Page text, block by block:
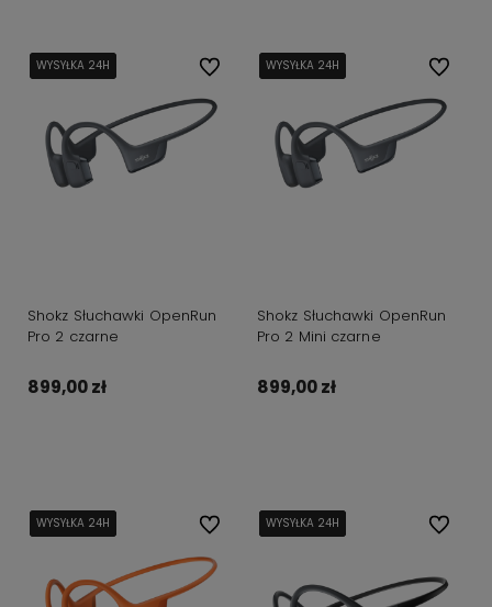
WYSYŁKA 24H
WYSYŁKA 24H
WYSYŁKA 24H
Shokz Słuchawki OpenRun
Pro 2 czarne
899,00 zł
Do ulubionychWYSYŁKA 24H
WYSYŁKA 24H
WYSYŁKA 24H
Shokz Słuchawki OpenRun
Pro 2 Mini czarne
899,00 zł
Do
WYSYŁKA 24H
WYSYŁKA 24H
WYSYŁKA 24H
WYSYŁKA 24H Do ulubionychWYSYŁKA 24H
WYSYŁKA 24H
WYSYŁKA 24H
WYSYŁKA 24H Do